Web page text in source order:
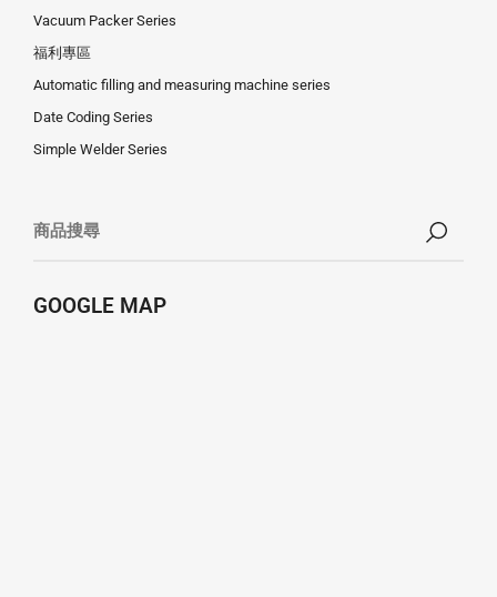
Vacuum Packer Series
福利專區
Automatic filling and measuring machine series
Date Coding Series
Simple Welder Series
GOOGLE MAP